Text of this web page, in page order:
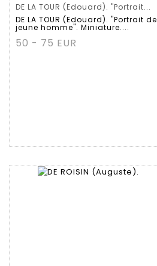
DE LA TOUR (Edouard). "Portrait...
DE LA TOUR (Edouard). "Portrait de
jeune homme". Miniature....
50 - 75 EUR